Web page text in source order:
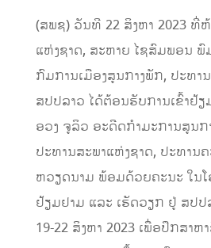
(ສພຊ) ວັນທີ 22 ສິງຫາ 2023 ທີ່
ແຫ່ງຊາດ, ສະຫາຍ ໄຊສົມພອນ
ກົມການເມືອງສູນກາງພັກ, ປະທາ
ສປປລາວ ໄດ້ຕ້ອນຮັບການເຂົ້າຢ້
ອວງ ຈູລິວ ອະດີດກໍາມະການສູນກ
ປະທານສະພາແຫ່ງຊາດ, ປະທານ
ຫວຽດນາມ ພ້ອມດ້ວຍຄະນະ ໃນໂ
ຢ້ຽມຢາມ ແລະ ເຮັດວຽກ ຢູ່ ສປ
19-22 ສິງຫາ 2023 ເພື່ອປຶກສາ